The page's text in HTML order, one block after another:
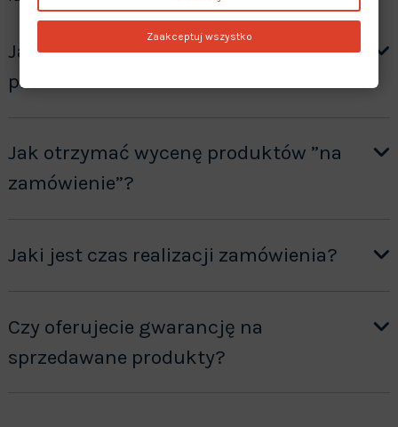
Jak mogę sprawdzić dostępność
produktu?
Jak otrzymać wycenę produktów ”na
zamówienie”?
Jaki jest czas realizacji zamówienia?
Czy oferujecie gwarancję na
sprzedawane produkty?
Zaakceptuj wszystko